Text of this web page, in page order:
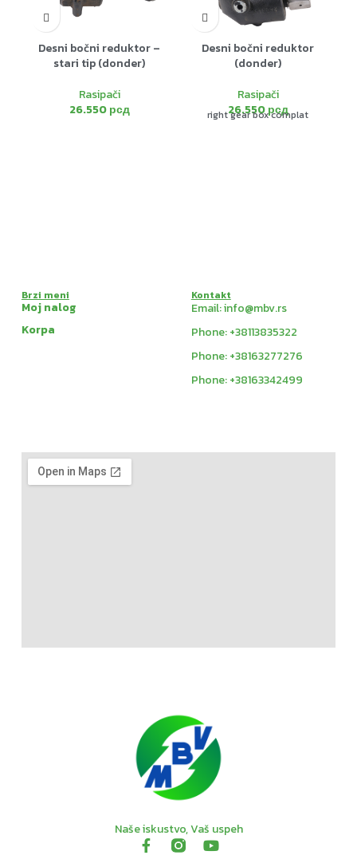
Desni bočni reduktor –
stari tip (donder)
Rasipači
26.550рсд
Desni bočni reduktor
(donder)
Rasipači
26.550рсд
right gear box complat
Naše iskustvo, Vaš uspeh
Brzi meni
Moj nalog
Korpa
Kontakt
Email: info@mbv.rs
Phone: +38113835322
Phone: +38163277276
Phone: +38163342499